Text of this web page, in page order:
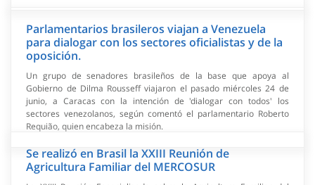
Parlamentarios brasileros viajan a Venezuela
para dialogar con los sectores oficialistas y de la
oposición.
Un grupo de senadores brasileños de la base que apoya al
Gobierno de Dilma Rousseff viajaron el pasado miércoles 24 de
junio, a Caracas con la intención de 'dialogar con todos' los
sectores venezolanos, según comentó el parlamentario Roberto
Requião, quien encabeza la misión.
Se realizó en Brasil la XXIII Reunión de
Agricultura Familiar del MERCOSUR